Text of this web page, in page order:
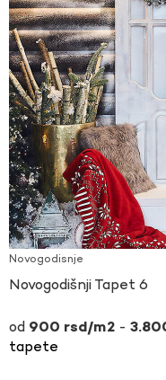
Novogodisnje
Novogodišnji Tapet 6
900 rsd -
tapete